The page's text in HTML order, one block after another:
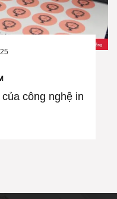
công nghệ in